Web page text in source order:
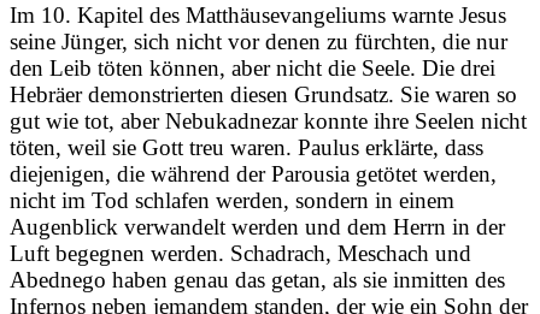
Im 10. Kapitel des Matthäusevangeliums warnte Jesus
seine Jünger, sich nicht vor denen zu fürchten, die nur
den Leib töten können, aber nicht die Seele. Die drei
Hebräer demonstrierten diesen Grundsatz. Sie waren so
gut wie tot, aber Nebukadnezar konnte ihre Seelen nicht
töten, weil sie Gott treu waren. Paulus erklärte, dass
diejenigen, die während der Parousia getötet werden,
nicht im Tod schlafen werden, sondern in einem
Augenblick verwandelt werden und dem Herrn in der
Luft begegnen werden. Schadrach, Meschach und
Abednego haben genau das getan, als sie inmitten des
Infernos neben jemandem standen, der wie ein Sohn der